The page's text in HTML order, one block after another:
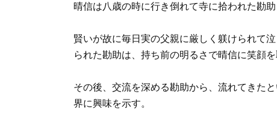
晴信は八歳の時に行き倒れて寺に拾われた勘助
賢いが故に毎日実の父親に厳しく躾けられて
られた勘助は、持ち前の明るさで晴信に笑顔を
その後、交流を深める勘助から、流れてきた
界に興味を示す。